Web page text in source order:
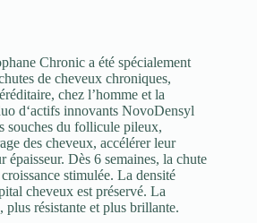
Chronic a été spécialement
de cheveux chroniques,
chez l’homme et la
d‘actifs innovants NovoDensyl
souches du follicule pileux,
des cheveux, accélérer leur
épaisseur. Dès 6 semaines, la chute
stimulée. La densité
cheveux est préservé. La
plus résistante et plus brillante.